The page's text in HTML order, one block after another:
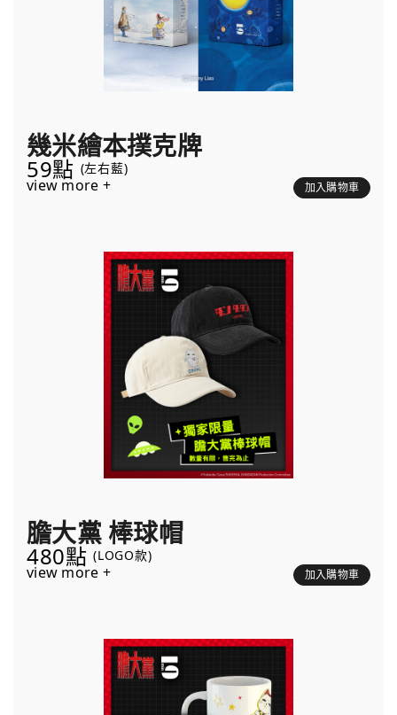
幾米繪本撲克牌
59點 (左右藍)
view more + 加入購物車
膽大黨 棒球帽
480點 (LOGO款)
view more + 加入購物車